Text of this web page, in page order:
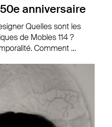
anniversaire
Quelles sont les
de Mobles 114 ?
Comment …